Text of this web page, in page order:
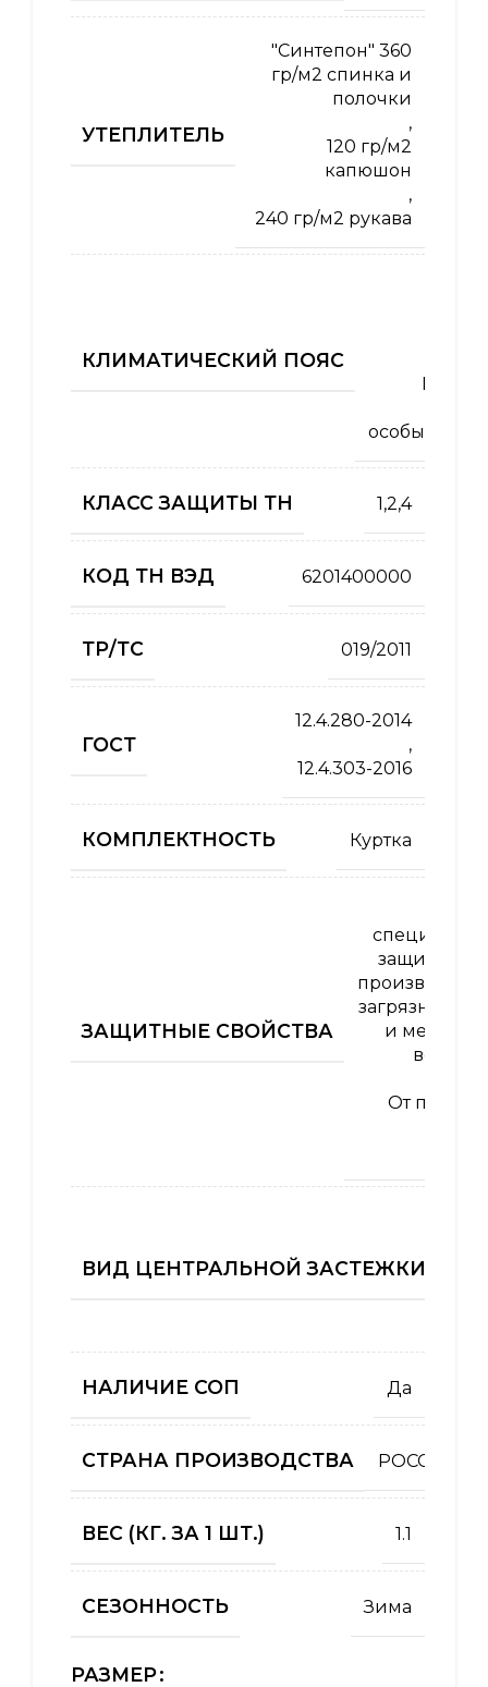
УТЕПЛИТЕЛЬ
"Синтепон" 360
гр/м2 спинка и
полочки
,
120 гр/м2
капюшон
,
240 гр/м2 рукава
КЛИМАТИЧЕСКИЙ ПОЯС
особый
КЛАСС ЗАЩИТЫ ТН 1,2,4
КОД ТН ВЭД 6201400000
ТР/ТС 019/2011
ГОСТ
12.4.280-2014
,
12.4.303-2016
КОМПЛЕКТНОСТЬ Куртка
ЗАЩИТНЫЕ СВОЙСТВА
защиты от
загрязнений
и
От
ВИД ЦЕНТРАЛЬНОЙ ЗАСТЕЖКИ
НАЛИЧИЕ СОП Да
СТРАНА ПРОИЗВОДСТВА РОССИЯ
ВЕС (КГ. ЗА 1 ШТ.) 1.1
СЕЗОННОСТЬ Зима
РАЗМЕР